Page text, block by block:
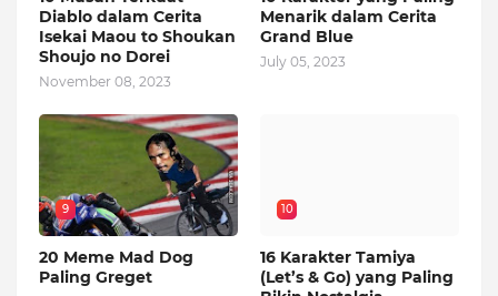
Diablo dalam Cerita
Isekai Maou to Shoukan
Shoujo no Dorei
November 08, 2023
Menarik dalam Cerita
Grand Blue
July 05, 2023
9
20 Meme Mad Dog
Paling Greget
10
16 Karakter Tamiya
(Let’s & Go) yang Paling